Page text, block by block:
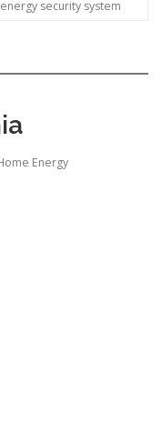
security system
Energy